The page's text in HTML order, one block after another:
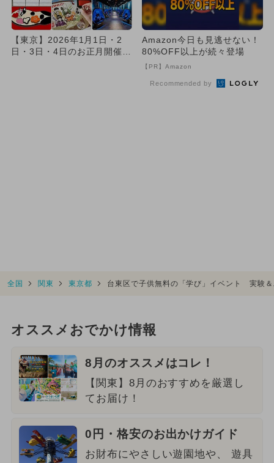
【東京】2026年1月1日・2
日・3日・4日のお正月開催イ
Amazon今日も見逃せない！
80%OFF以上が続々登場
【PR】Amazon
Recommended by
全国 関東 東京都 台東区で子供無料の「学び」イベント 実験
オススメおでかけ情報
8月のオススメはコレ！
【関東】8月のおすすめを厳選し
てお届け！
0円・格安のお出かけガイド
お財布にやさしい遊園地や、 遊具